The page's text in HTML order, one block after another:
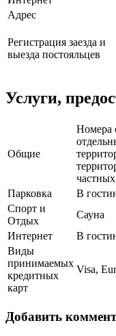
Адрес
Регистрация заезда и
выезда постояльцев
Услуги,
Общие
Номера
Парковка
В
Спорт и
Отдых
Сауна
Интернет
В
Виды
принимаемых
кредитных
карт
Visa,
Добавить